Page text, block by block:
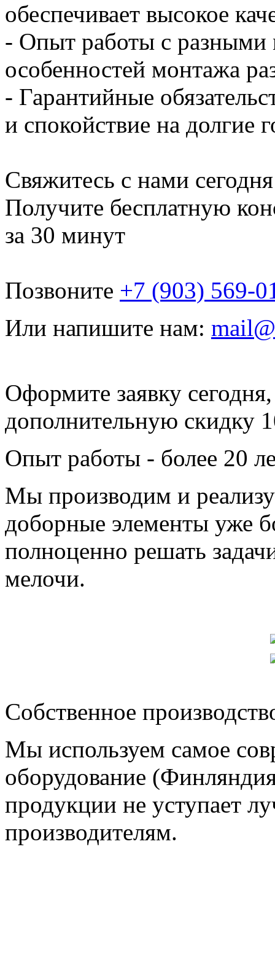
обеспечивает высокое
- Опыт работы с разными
особенностей монтажа
- Гарантийные
и спокойствие на долгие
Свяжитесь с нами
Получите бесплатную
за 30 минут
Позвоните +7 (903) 569-
Или напишите нам:
Оформите заявку
дополнительную скидку
Опыт работы - более 20
Мы производим и
доборные элементы уже
полноценно решать
мелочи.
Собственное
Мы используем самое
оборудование
продукции не уступает
производителям.